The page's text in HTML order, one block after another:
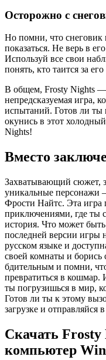
Осторожно с
Но помни, что
показаться. Не верь в
Используй все свои
понять, кто таится за
В общем, Frosty Nights —
непредсказуемая игра,
испытаний. Готов ли
окунись в этот
Nights!
Вместо
Захватывающий сюжет,
уникальные персонажи
Фрости Найтс. Эта игра
приключениями, где ты
история. Что может быть
последней версии игры
русском языке и
своей комнаты и
бдительным и помни,
превратиться в
ты погрузишься в мир,
Готов ли ты к этому
загрузке и отправляйся
Скачать Frosty
компьютер